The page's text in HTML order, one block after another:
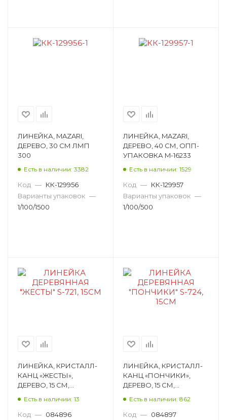
ЛИНЕЙКА, MAZARI,
ДЕРЕВО, 30 СМ ЛМП
300
Есть в наличии: 3382
Код — КК-129956
Варианты упаковок —
1/100/1500
ЛИНЕЙКА, MAZARI,
ДЕРЕВО, 40 СМ, ОПП-
УПАКОВКА M-16233
Есть в наличии: 1529
Код — КК-129957
Варианты упаковок —
1/100/500
ЛИНЕЙКА, КРИСТАЛЛ-
КАНЦ «ЖЕСТЫ»,
ДЕРЕВО, 15 СМ,
Есть в наличии: 13
Код — 084896
ЛИНЕЙКА, КРИСТАЛЛ-
КАНЦ «ПОНЧИКИ»,
ДЕРЕВО, 15 СМ,
Есть в наличии: 862
Код — 084897